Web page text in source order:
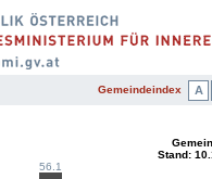
Gemeindeindex A
Stand:
56.1